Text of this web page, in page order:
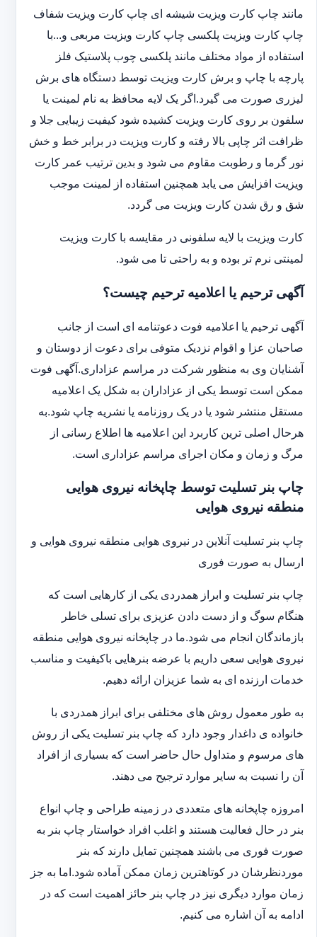
مانند چاپ کارت ویزیت شیشه ای چاپ کارت ویزیت شفاف
چاپ کارت ویزیت پلکسی چاپ کارت ویزیت مربعی و...با
استفاده از مواد مختلف مانند پلکسی چوب پلاستیک فلز
پارچه با چاپ و برش کارت ویزیت توسط دستگاه های برش
لیزری صورت می گیرد.اگر یک لایه محافظ به نام لمینت یا
سلفون بر روی کارت ویزیت کشیده شود کیفیت زیبایی جلا و
ظرافت اثر چاپی بالا رفته و کارت ویزیت در برابر خط و خش
نور گرما و رطوبت مقاوم می شود و بدین ترتیب عمر کارت
ویزیت افزایش می یابد همچنین استفاده از لمینت موجب
شق و رق شدن کارت ویزیت می گردد.
کارت ویزیت با لایه سلفونی در مقایسه با کارت ویزیت
لمینتی نرم تر بوده و به راحتی تا می شود.
آگهی ترحیم یا اعلامیه ترحیم چیست؟
آگهی ترحیم یا اعلامیه فوت دعوتنامه ای است از جانب
صاحبان عزا و اقوام نزدیک متوفی برای دعوت از دوستان و
آشنایان وی به منظور شرکت در مراسم عزاداری.آگهی فوت
ممکن است توسط یکی از عزاداران به شکل یک اعلامیه
مستقل منتشر شود یا در یک روزنامه یا نشریه چاپ شود.به
هرحال اصلی ترین کاربرد این اعلامیه ها اطلاع رسانی از
مرگ و زمان و مکان اجرای مراسم عزاداری است.
چاپ بنر تسلیت توسط چاپخانه نیروی هوایی
منطقه نیروی هوایی
چاپ بنر تسلیت آنلاین در نیروی هوایی منطقه نیروی هوایی و
ارسال به صورت فوری
چاپ بنر تسلیت و ابراز همدردی یکی از کارهایی است که
هنگام سوگ و از دست دادن عزیزی برای تسلی خاطر
بازماندگان انجام می شود.ما در چاپخانه نیروی هوایی منطقه
نیروی هوایی سعی داریم با عرضه بنرهایی باکیفیت و مناسب
خدمات ارزنده ای به شما عزیزان ارائه دهیم.
به طور معمول روش های مختلفی برای ابراز همدردی با
خانواده ی داغدار وجود دارد که چاپ بنر تسلیت یکی از روش
های مرسوم و متداول حال حاضر است که بسیاری از افراد
آن را نسبت به سایر موارد ترجیح می دهند.
امروزه چاپخانه های متعددی در زمینه طراحی و چاپ انواع
بنر در حال فعالیت هستند و اغلب افراد خواستار چاپ بنر به
صورت فوری می باشند همچنین تمایل دارند که بنر
موردنظرشان در کوتاهترین زمان ممکن آماده شود.اما به جز
زمان موارد دیگری نیز در چاپ بنر حائز اهمیت است که در
ادامه به آن اشاره می کنیم.